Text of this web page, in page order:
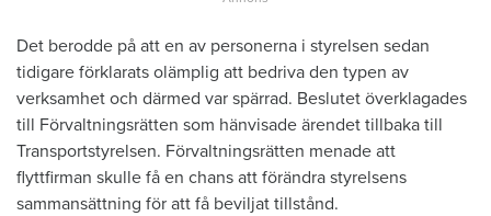
Det berodde på att en av personerna i styrelsen sedan
tidigare förklarats olämplig att bedriva den typen av
verksamhet och därmed var spärrad. Beslutet överklagades
till Förvaltningsrätten som hänvisade ärendet tillbaka till
Transportstyrelsen. Förvaltningsrätten menade att
flyttfirman skulle få en chans att förändra styrelsens
sammansättning för att få beviljat tillstånd.